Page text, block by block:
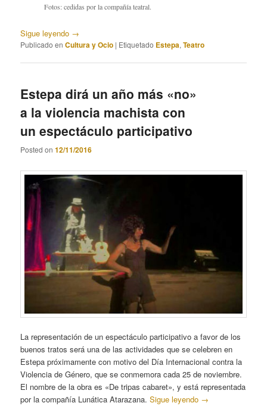
Fotos: cedidas por la compañía teatral.
Sigue leyendo →
Publicado en Cultura y Ocio | Etiquetado Estepa,Teatro
Estepa dirá un año más «no»
a la violencia machista con
un espectáculo participativo
Posted on12/11/2016
La representación de un espectáculo participativo a favor de los
buenos tratos será una de las actividades que se celebren en
Estepa próximamente con motivo del Día Internacional contra la
Violencia de Género, que se conmemora cada 25 de noviembre.
El nombre de la obra es «De tripas cabaret», y está representada
por la compañía Lunática Atarazana.Sigue leyendo →